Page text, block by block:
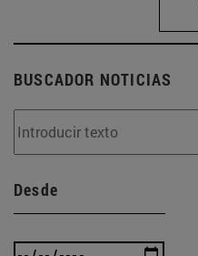
BUSCADOR NOTICIAS
Desde